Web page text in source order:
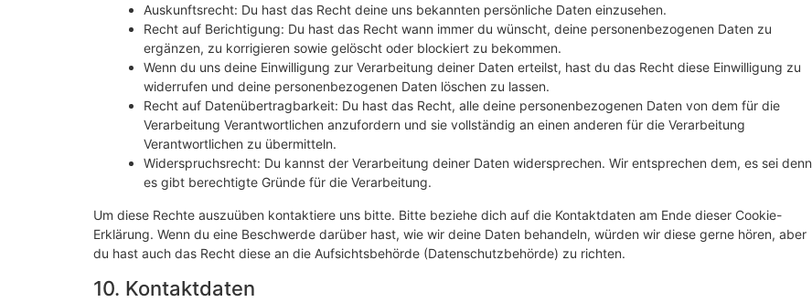
Auskunftsrecht: Du hast das Recht deine uns bekannten persönliche Daten einzusehen.
Recht auf Berichtigung: Du hast das Recht wann immer du wünscht, deine personenbezogenen Daten zu
ergänzen, zu korrigieren sowie gelöscht oder blockiert zu bekommen.
Wenn du uns deine Einwilligung zur Verarbeitung deiner Daten erteilst, hast du das Recht diese Einwilligung zu
widerrufen und deine personenbezogenen Daten löschen zu lassen.
Recht auf Datenübertragbarkeit: Du hast das Recht, alle deine personenbezogenen Daten von dem für die
Verarbeitung Verantwortlichen anzufordern und sie vollständig an einen anderen für die Verarbeitung
Verantwortlichen zu übermitteln.
Widerspruchsrecht: Du kannst der Verarbeitung deiner Daten widersprechen. Wir entsprechen dem, es sei denn
es gibt berechtigte Gründe für die Verarbeitung.
Um diese Rechte auszuüben kontaktiere uns bitte. Bitte beziehe dich auf die Kontaktdaten am Ende dieser Cookie-
Erklärung. Wenn du eine Beschwerde darüber hast, wie wir deine Daten behandeln, würden wir diese gerne hören, aber
du hast auch das Recht diese an die Aufsichtsbehörde (Datenschutzbehörde) zu richten.
10. Kontaktdaten